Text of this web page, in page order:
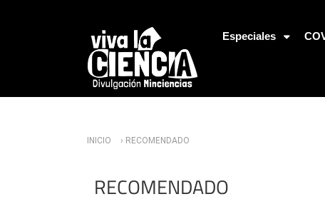
Especiales
Usted está aquí
INICIO › RECOMENDADO
RECOMENDADO